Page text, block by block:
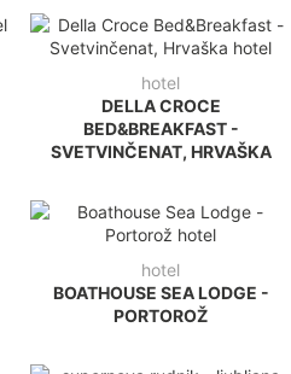
hotel
DELLA CROCE
BED&BREAKFAST -
SVETVINČENAT, HRVAŠKA
hotel
BOATHOUSE SEA LODGE -
PORTOROŽ